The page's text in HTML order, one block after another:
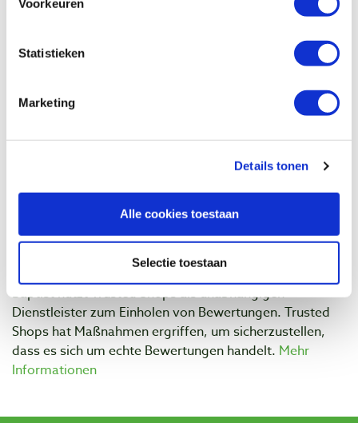
Voorkeuren
Statistieken
Marketing
Details tonen
Alle cookies toestaan
Selectie toestaan
Baptist nutzt Trusted Shops als unabhängigen
Dienstleister zum Einholen von Bewertungen. Trusted
Shops hat Maßnahmen ergriffen, um sicherzustellen,
dass es sich um echte Bewertungen handelt. Mehr
Informationen